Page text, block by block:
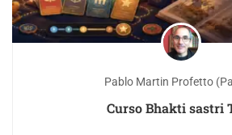
Pablo Martin Profetto
Curso Bhakti sastri